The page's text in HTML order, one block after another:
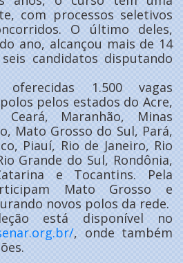
com processos seletivos
O último deles,
ano, alcançou mais de 14
candidatos disputando
1.500 vagas
pelos estados do Acre,
Ceará, Maranhão, Minas
Mato Grosso do Sul, Pará,
Piauí, Rio de Janeiro, Rio
Grande do Sul, Rondônia,
e Tocantins. Pela
Mato Grosso e
novos polos da rede.
está disponível no
, onde também